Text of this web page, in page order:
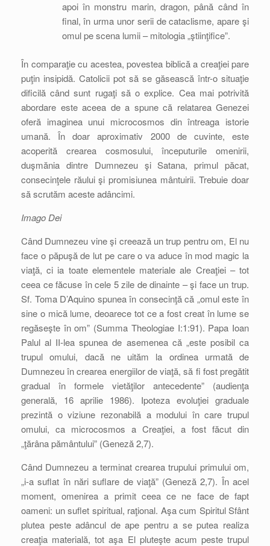
apoi în monstru marin, dragon, până când în
final, în urma unor serii de cataclisme, apare şi
omul pe scena lumii – mitologia „ştiinţifice”.
În comparaţie cu acestea, povestea biblică a creaţiei pare
puţin insipidă. Catolicii pot să se găsească într-o situaţie
dificilă când sunt rugaţi să o explice. Cea mai potrivită
abordare este aceea de a spune că relatarea Genezei
oferă imaginea unui microcosmos din întreaga istorie
umană. În doar aproximativ 2000 de cuvinte, este
acoperită crearea cosmosului, începuturile omenirii,
duşmănia dintre Dumnezeu şi Satana, primul păcat,
consecinţele răului şi promisiunea mântuirii. Trebuie doar
să scrutăm aceste adâncimi.
Imago Dei
Când Dumnezeu vine şi creează un trup pentru om, El nu
face o păpuşă de lut pe care o va aduce în mod magic la
viaţă, ci ia toate elementele materiale ale Creaţiei – tot
ceea ce făcuse în cele 5 zile de dinainte – şi face un trup.
Sf. Toma D’Aquino spunea în consecinţă că „omul este în
sine o mică lume, deoarece tot ce a fost creat în lume se
regăseşte în om” (Summa Theologiae I:1:91). Papa Ioan
Palul al II-lea spunea de asemenea că „este posibil ca
trupul omului, dacă ne uităm la ordinea urmată de
Dumnezeu în crearea energiilor de viaţă, să fi fost pregătit
gradual în formele vietăţilor antecedente” (audienţa
generală, 16 aprilie 1986). Ipoteza evoluţiei graduale
prezintă o viziune rezonabilă a modului în care trupul
omului, ca microcosmos a Creaţiei, a fost făcut din
„ţărâna pământului” (Geneză 2,7).
Când Dumnezeu a terminat crearea trupului primului om,
„i-a suflat în nări suflare de viaţă” (Geneză 2,7). În acel
moment, omenirea a primit ceea ce ne face de fapt
oameni: un suflet spiritual, raţional. Aşa cum Spiritul Sfânt
plutea peste adâncul de ape pentru a se putea realiza
creaţia materială, tot aşa El pluteşte acum peste trupul